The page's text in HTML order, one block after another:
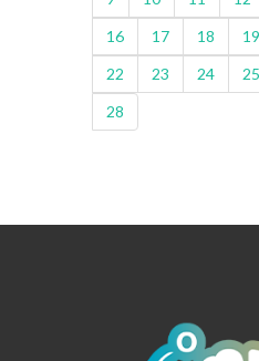
16
17 18 19
22
23 24 25
28